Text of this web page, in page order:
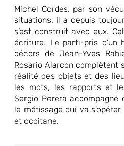
Michel Cordes, par son
situations. Il a depuis
s’est construit avec eux.
écriture. Le parti-pris d’un
décors de Jean-Yves
Rosario Alarcon complètent
réalité des objets et des
les mots, les rapports et
Sergio Perera
le métissage qui va
et occitane.